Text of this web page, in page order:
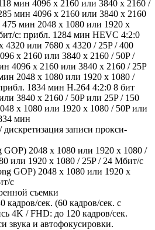
мин 4096 x 2160 или 3840 x 2160 /
мин 4096 x 2160 или 3840 x 2160
мин 2048 x 1080 или 1920 x
с: прибл. 1284 мин HEVC 4:2:0
4320 или 7680 x 4320 / 25P / 400
x 2160 или 3840 x 2160 / 50P /
4096 x 2160 или 3840 x 2160 / 25P
2048 x 1080 или 1920 x 1080 /
1834 мин H.264 4:2:0 8 бит
3840 x 2160 / 50P или 25P / 150
x 1080 или 1920 x 1080 / 50P или
мин
записи прокси-
2048 x 1080 или 1920 x 1080 /
или 1920 x 1080 / 25P / 24 Мбит/с
GOP) 2048 x 1080 или 1920 x
с
съемки
кадров/сек. (60 кадров/сек. с
4K / FHD: до 120 кадров/сек.
звука и автофокусировки.